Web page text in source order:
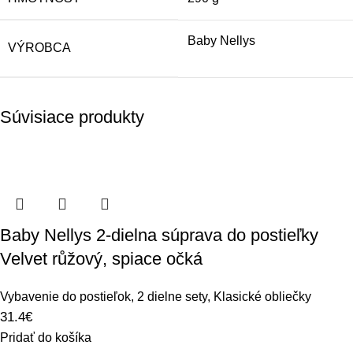
VÝROBCA
Baby Nellys
Súvisiace produkty
Baby Nellys 2-dielna súprava do postieľky
Velvet růžový, spiace očká
Vybavenie do postieľok, 2 dielne sety, Klasické obliečky
31.4€
Pridať do košíka